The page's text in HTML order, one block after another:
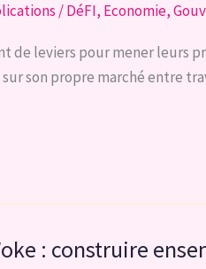
/DéFI, Economie,
de leviers pour mener
son propre marché entre
: construire